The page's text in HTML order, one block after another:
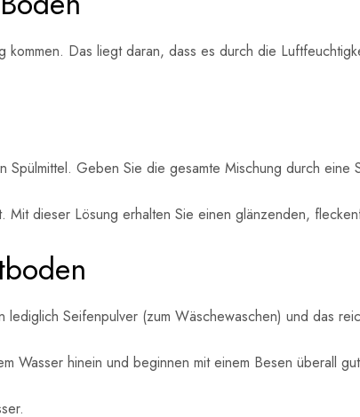
Das liegt daran, dass es durch die
Geben Sie die gesamte Mischung durch eine
dieser Lösung erhalten Sie einen glänzenden,
Seifenpulver (zum Wäschewaschen) und das
Wasser hinein und beginnen mit einem Besen überall